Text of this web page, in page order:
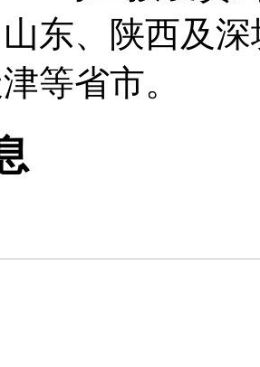
东、陕西及
等省市。